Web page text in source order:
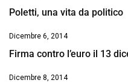
Poletti, una vita da politico
Dicembre 6, 2014
Firma contro l’euro il 13
Dicembre 8, 2014